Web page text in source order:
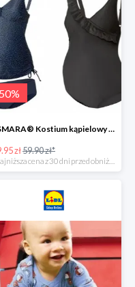
50%
ESMARA® Kostium kąpielowy ciążowy lub tankini ciążowe -50%
zł59.90 zł*